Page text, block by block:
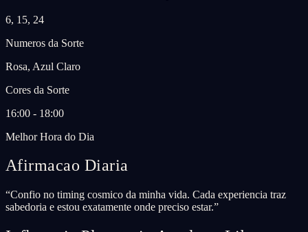
6, 15, 24
Numeros da Sorte
Rosa, Azul Claro
Cores da Sorte
16:00 - 18:00
Melhor Hora do Dia
Afirmacao Diaria
“Confio no timing cosmico da minha vida. Cada experiencia traz
sabedoria e estou exatamente onde preciso estar.”